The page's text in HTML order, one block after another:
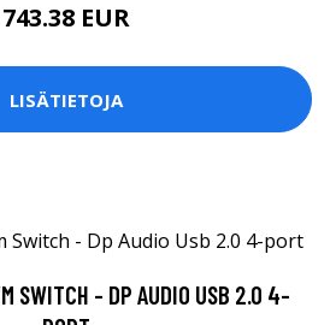
743.38 EUR
LISÄTIETOJA
SWITCH - DP AUDIO USB 2.0 4-